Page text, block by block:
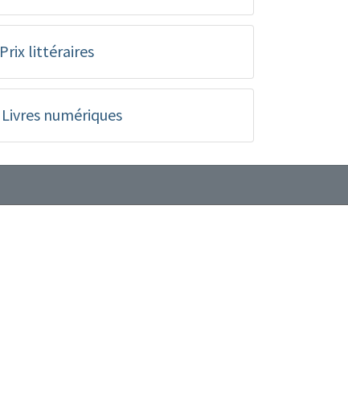
Prix littéraires
Livres numériques